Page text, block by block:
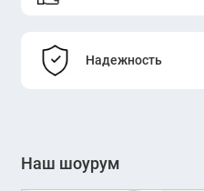
Надежность
Наш шоурум